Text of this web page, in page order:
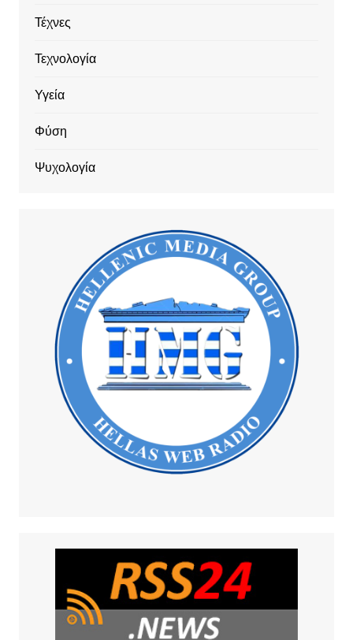
Τέχνες
Τεχνολογία
Υγεία
Φύση
Ψυχολογία